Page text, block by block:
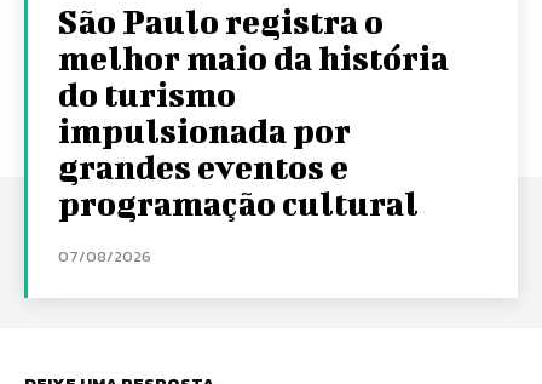
São Paulo registra o
melhor maio da história
do turismo
impulsionada por
grandes eventos e
programação cultural
07/08/2026